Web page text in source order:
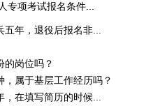
专项考试报名条件...
年，退役后报名非...
的岗位吗？
属于基层工作经历吗？
在填写简历的时候...